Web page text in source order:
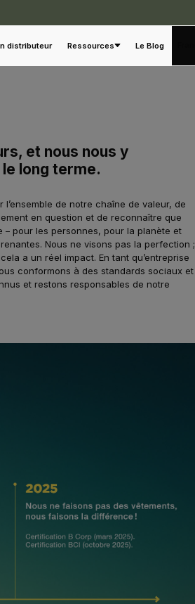
distributeur Ressources Le Blog
et nous nous y
long terme.
l’ensemble de notre chaîne de valeur, de
en question et de reconnaître que
– pour les personnes, pour la planète et
Nous ne visons pas la perfection ;
a un réel impact. En tant qu’entreprise
conformons à des standards sociaux et
et restons responsables de notre